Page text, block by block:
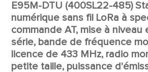
E95M-DTU (400SL22-485)
numérique sans fil LoRa à
commande AT, mise à niveau
série, bande de fréquence
licence de 433 MHz, radio
petite taille, puissance